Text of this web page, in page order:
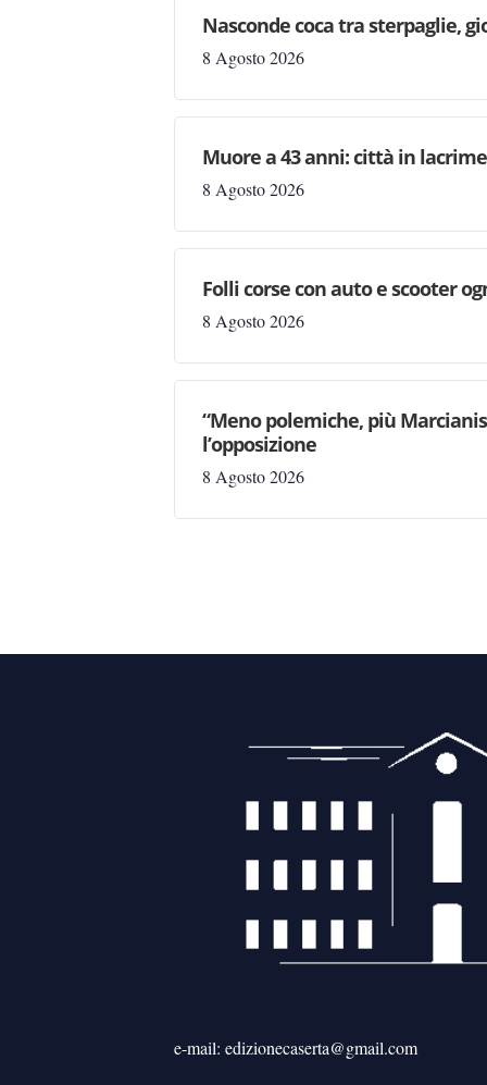
Nasconde coca tra sterpaglie,
8 Agosto 2026
Muore a 43 anni: città in
8 Agosto 2026
Folli corse con auto e scooter
8 Agosto 2026
“Meno polemiche, più
l’opposizione
8 Agosto 2026
e-mail: edizionecaserta@gmail.com